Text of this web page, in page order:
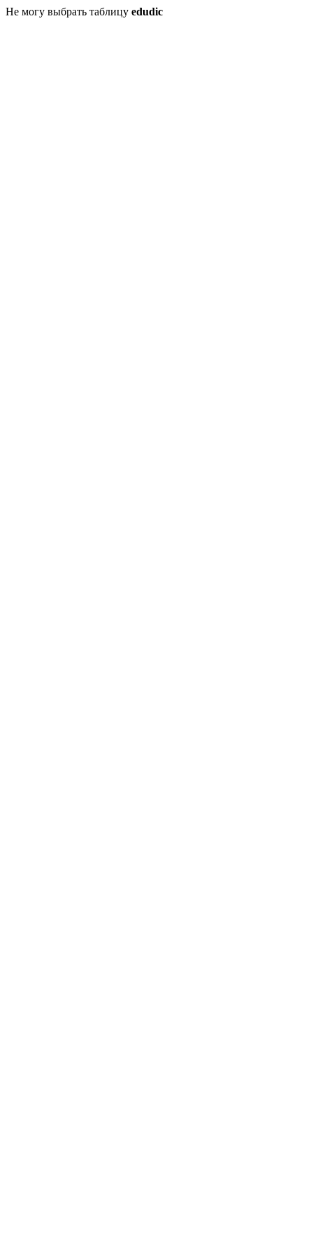
Не могу выбрать таблицу edudic